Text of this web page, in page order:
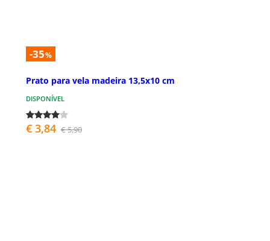
-35%
Prato para vela madeira 13,5x10 cm
DISPONÍVEL
€ 3,84 € 5,90